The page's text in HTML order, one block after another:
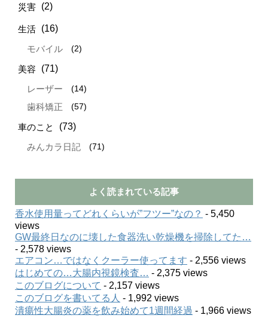
災害 (2)
生活 (16)
モバイル (2)
美容 (71)
レーザー (14)
歯科矯正 (57)
車のこと (73)
みんカラ日記 (71)
よく読まれている記事
香水使用量ってどれくらいが”フツー”なの？ - 5,450
views
GW最終日なのに壊した食器洗い乾燥機を掃除してた…
- 2,578 views
エアコン…ではなくクーラー使ってます - 2,556 views
はじめての…大腸内視鏡検査… - 2,375 views
このブログについて - 2,157 views
このブログを書いてる人 - 1,992 views
潰瘍性大腸炎の薬を飲み始めて1週間経過 - 1,966 views